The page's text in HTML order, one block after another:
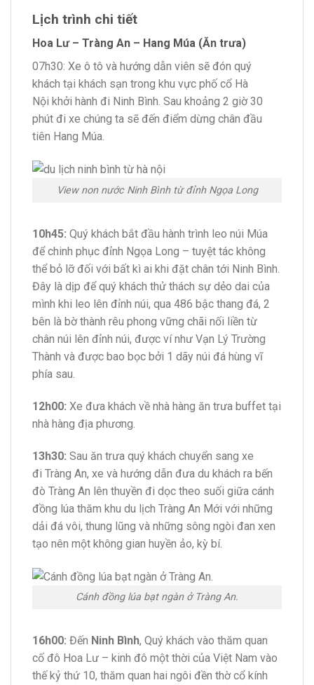
Lịch trình chi tiết
Hoa Lư – Tràng An – Hang Múa (Ăn trưa)
07h30: Xe ô tô và hướng dẫn viên sẽ đón quý
khách tại khách sạn trong khu vực phố cổ Hà
Nội khởi hành đi Ninh Bình. Sau khoảng 2 giờ 30
phút đi xe chúng ta sẽ đến điểm dừng chân đầu
tiên Hang Múa.
View non nước Ninh Bình từ đỉnh Ngọa Long
10h45: Quý khách bắt đầu hành trình leo núi Múa
để chinh phục đỉnh Ngọa Long – tuyệt tác không
thể bỏ lỡ đối với bất kì ai khi đặt chân tới Ninh Bình.
Đây là dịp để quý khách thử thách sự dẻo dai của
mình khi leo lên đỉnh núi, qua 486 bậc thang đá, 2
bên là bờ thành rêu phong vững chãi nối liền từ
chân núi lên đỉnh núi, được ví như Vạn Lý Trường
Thành và được bao bọc bởi 1 dãy núi đá hùng vĩ
phía sau.
12h00: Xe đưa khách về nhà hàng ăn trưa buffet tại
nhà hàng địa phương.
13h30: Sau ăn trưa quý khách chuyển sang xe
đi Tràng An, xe và hướng dẫn đưa du khách ra bến
đò Tràng An lên thuyền đi dọc theo suối giữa cánh
đồng lúa thăm khu du lịch Tràng An Mới với những
dải đá vôi, thung lũng và những sông ngòi đan xen
tạo nên một không gian huyền ảo, kỳ bí.
Cánh đồng lúa bạt ngàn ở Tràng An.
16h00: Đến Ninh Bình, Quý khách vào thăm quan
cố đô Hoa Lư – kinh đô một thời của Việt Nam vào
thế kỷ thứ 10, thăm quan hai ngôi đền thờ cổ kính